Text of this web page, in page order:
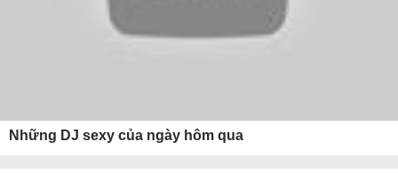
Những DJ sexy của ngày hôm qua